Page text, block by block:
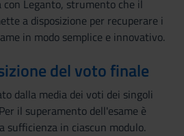
Leganto, strumento che il
a disposizione per recuperare i
in modo semplice e innovativo.
del voto finale
dalla media dei voti dei singoli
il superamento dell'esame è
sufficienza in ciascun modulo.